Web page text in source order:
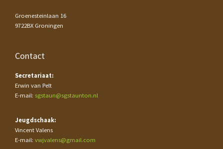
Groenesteinlaan 16
9722BX Groningen
Contact
Secretariaat:
Erwin van Pelt
E-mail: sgstaun@sgstaunton.nl
Jeugdschaak:
Vincent Valens
E-mail: vwjvalens@gmail.com